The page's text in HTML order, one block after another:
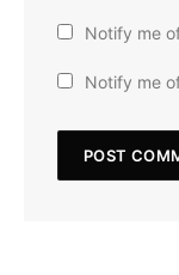
Notify me
Notify me